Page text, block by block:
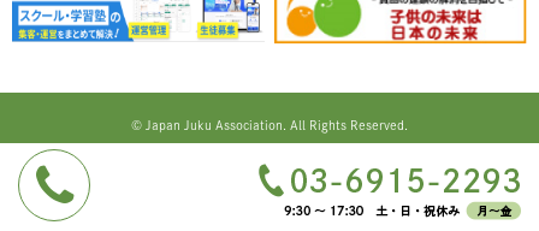
© Japan Juku Association. All Rights Reserved.